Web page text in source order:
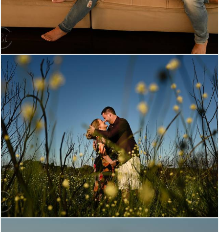
1027 0